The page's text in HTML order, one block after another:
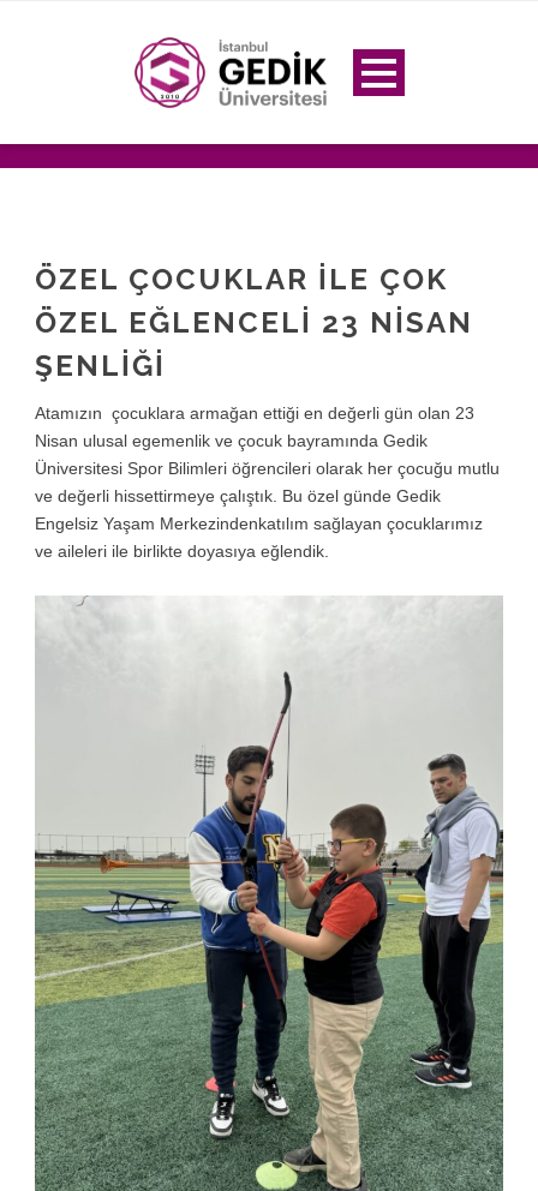
ÖZEL ÇOCUKLAR ILE ÇOK
ÖZEL EĞLENCELI 23 NISAN
ŞENLIĞI
Atamızın çocuklara armağan ettiği en değerli gün olan 23
Nisan ulusal egemenlik ve çocuk bayramında Gedik
Üniversitesi Spor Bilimleri öğrencileri olarak her çocuğu mutlu
ve değerli hissettirmeye çalıştık. Bu özel günde Gedik
Engelsiz Yaşam Merkezindenkatılım sağlayan çocuklarımız
ve aileleri ile birlikte doyasıya eğlendik.